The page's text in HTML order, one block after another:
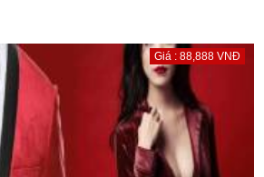
Giá : 88,888 VNĐ